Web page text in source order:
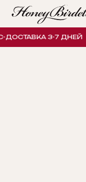
3-7 ДНЕЙ